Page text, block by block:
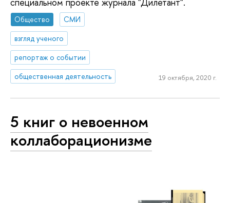
Общество
СМИ
взгляд ученого
репортаж о событии
общественная деятельность
19 октября, 2020 г.
5 книг о невоенном
коллаборационизме